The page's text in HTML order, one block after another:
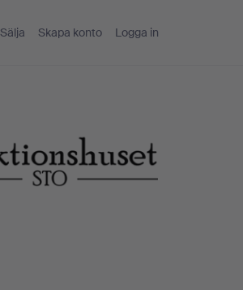
Sälja Skapa konto Logga in